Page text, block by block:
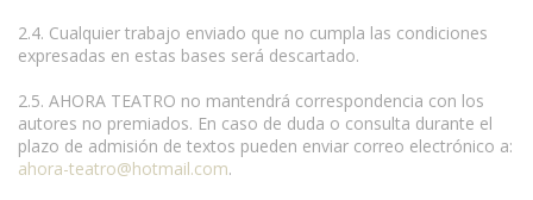
2.4. Cualquier trabajo enviado que no cumpla las condiciones
expresadas en estas bases será descartado.
2.5. AHORA TEATRO no mantendrá correspondencia con los
autores no premiados. En caso de duda o consulta durante el
plazo de admisión de textos pueden enviar correo electrónico a:
ahora-teatro@hotmail.com.